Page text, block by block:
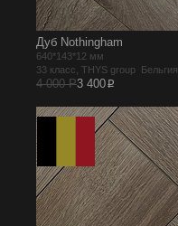
Дуб Nothingham
640*143*12 мм
33 класс, THYS group Бельгия
4 000 Р3 400p